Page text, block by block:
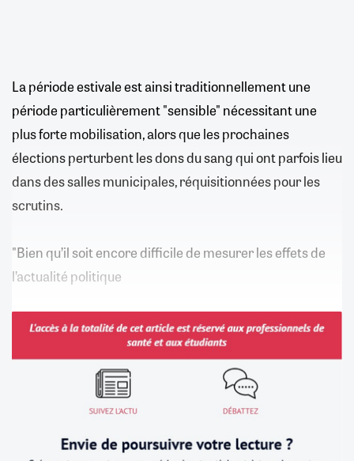
La période estivale est ainsi traditionnellement une
période particulièrement "sensible" nécessitant une
plus forte mobilisation, alors que les prochaines
élections perturbent les dons du sang qui ont parfois lieu
dans des salles municipales, réquisitionnées pour les
scrutins.
"Bien qu’il soit encore difficile de mesurer les effets de
l’actualité politique